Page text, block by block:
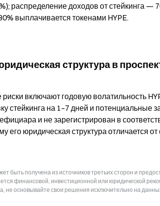
распределение доходов от стейкинга —
выплачивается токенами HYPE.
структура в
включают годовую волатильность
стейкинга на 1–7 дней и потенциальные
и не зарегистрирован в
его юридическая структура отличается
быть получена из источников третьих сторон и
финансовой, инвестиционной или юридической
не основывайте свои решения исключительно на